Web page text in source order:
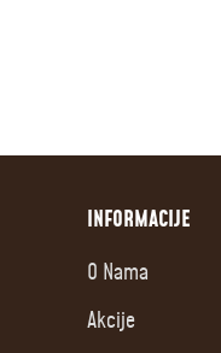
INFORMACIJE
O Nama
Akcije